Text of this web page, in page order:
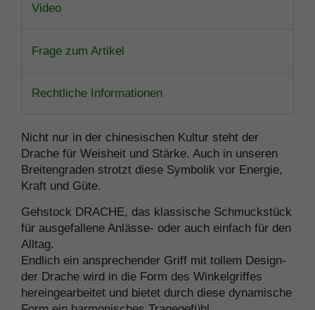
Video
Frage zum Artikel
Rechtliche Informationen
Nicht nur in der chinesischen Kultur steht der
Drache für Weisheit und Stärke. Auch in unseren
Breitengraden strotzt diese Symbolik vor Energie,
Kraft und Güte.
Gehstock DRACHE, das klassische Schmuckstück
für ausgefallene Anlässe- oder auch einfach für den
Alltag.
Endlich ein ansprechender Griff mit tollem Design-
der Drache wird in die Form des Winkelgriffes
hereingearbeitet und bietet durch diese dynamische